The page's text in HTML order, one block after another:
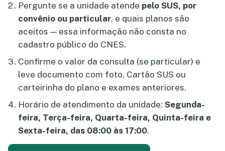
Pergunte se a unidade atende pelo SUS, por
convênio ou particular, e quais planos são
aceitos — essa informação não consta no
cadastro público do CNES.
Confirme o valor da consulta (se particular) e
leve documento com foto, Cartão SUS ou
carteirinha do plano e exames anteriores.
Horário de atendimento da unidade: Segunda-
feira, Terça-feira, Quarta-feira, Quinta-feira e
Sexta-feira, das 08:00 às 17:00.